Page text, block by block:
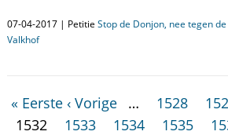
07-04-2017 | Petitie Stop de Donjon, nee tegen
Valkhof
« Eerste ‹ Vorige … 1528
1532
1533 1534 1535